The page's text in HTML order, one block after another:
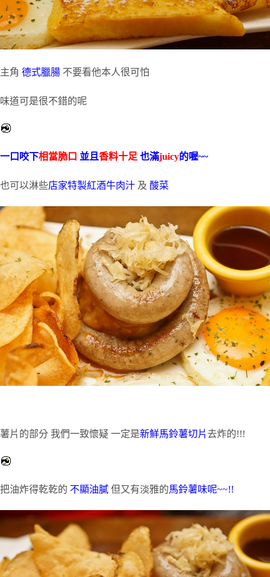
主角 德式臘腸 不要看他本人很可怕
味道可是很不錯的呢
一口咬下相當脆口 並且 香料十足 也滿juicy的喔~~
也可以淋些店家特製紅酒牛肉汁 及 酸菜
薯片的部分 我們一致懷疑 一定是新鮮馬鈴薯切片去炸的!!!
把油炸得乾乾的 不顯油膩 但又有淡雅的馬鈴薯味呢~~!!